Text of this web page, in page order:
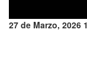
27 de Marzo, 2026